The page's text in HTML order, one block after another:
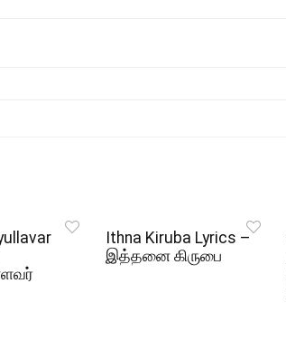
Ithna Kiruba Lyrics –
இத்தனை கிருபை